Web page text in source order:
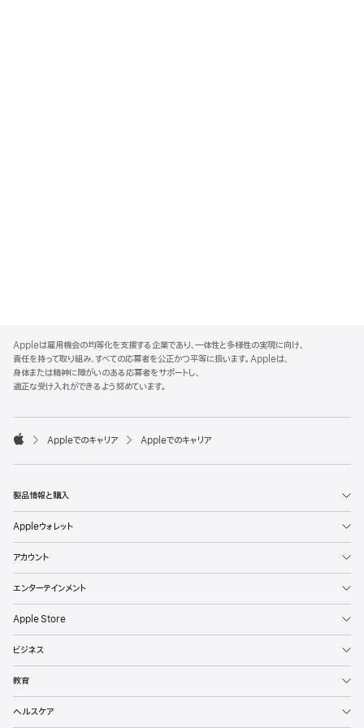
p
p
l
e
o
t
Appleは雇用機会の均等化を支援する企業であり、一体性と多様性の実現に向け、
責任を持って取り組み、すべての応募者を公正かつ平等に扱います。Appleは、
身体または精神に障がいのある応募者をサポートし、
適正な受け入れができるよう努めています。

p
l
Appleでのキャリア Appleでのキャリア
製品情報と購入
Appleウォレット
アカウント
エンターテインメント
Apple Store
ビジネス
教育
ヘルスケア